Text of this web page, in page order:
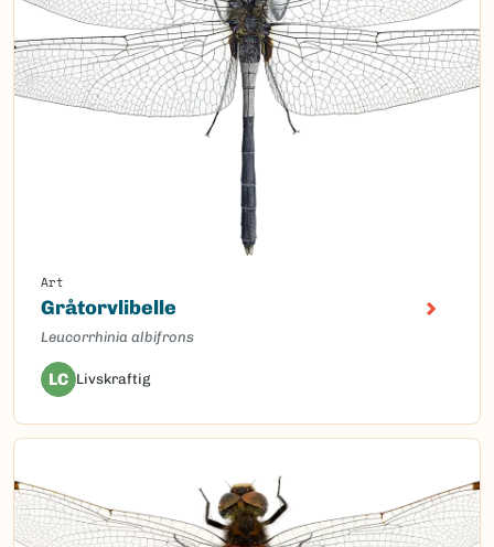
Art
Gråtorvlibelle
Leucorrhinia albifrons
LC Livskraftig